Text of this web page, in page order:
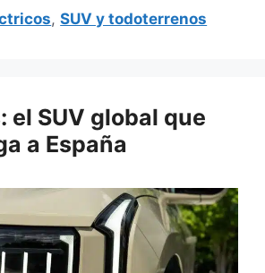
,SUV y todoterrenos
el SUV global que
a España